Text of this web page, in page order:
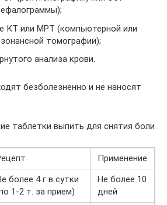
КТ или МРТ (компьютерной или
томографии);
анализа крови.
безболезненно и не наносят
таблетки выпить для снятия боли
Применение
более 4 г в сутки
1-2 т. за прием)
Не более 10
дней